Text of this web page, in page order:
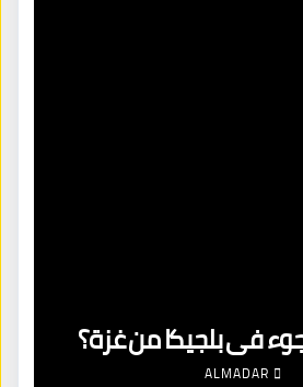
في بلجيكا من غزة؟
ALMADAR